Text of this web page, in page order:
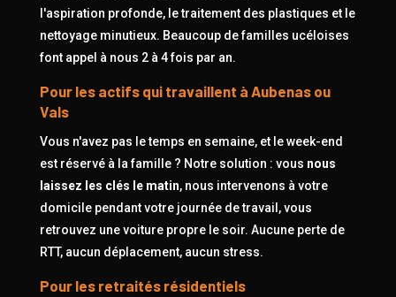
l'aspiration profonde, le traitement des plastiques et le
nettoyage minutieux. Beaucoup de familles ucéloises
font appel à nous 2 à 4 fois par an.
Pour les actifs qui travaillent à Aubenas ou
Vals
Vous n'avez pas le temps en semaine, et le week-end
est réservé à la famille ? Notre solution : vous nous
laissez les clés le matin, nous intervenons à votre
domicile pendant votre journée de travail, vous
retrouvez une voiture propre le soir. Aucune perte de
RTT, aucun déplacement, aucun stress.
Pour les retraités résidentiels